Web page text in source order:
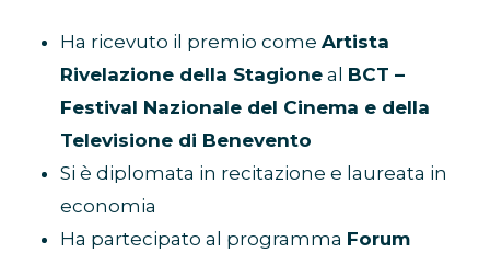
Ha ricevuto il premio come Artista
Rivelazione della Stagione al BCT –
Festival Nazionale del Cinema e della
Televisione di Benevento
Si è diplomata in recitazione e laureata in
economia
Ha partecipato al programma Forum